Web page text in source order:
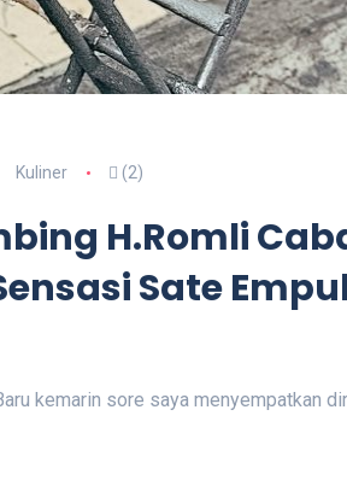
Kuliner (2)
H.Romli
Sate
kemarin sore saya menyempatkan